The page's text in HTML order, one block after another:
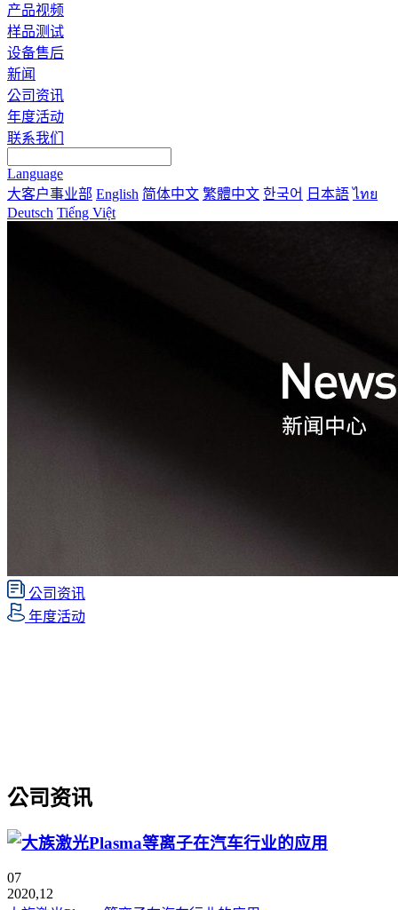
产品视频
样品测试
设备售后
新闻
公司资讯
年度活动
联系我们
Language
大客户事业部 English 简体中文 繁體中文 한국어 日本語 ไทย
Deutsch Tiếng Việt
公司资讯
年度活动
公司资讯
07
2020,12